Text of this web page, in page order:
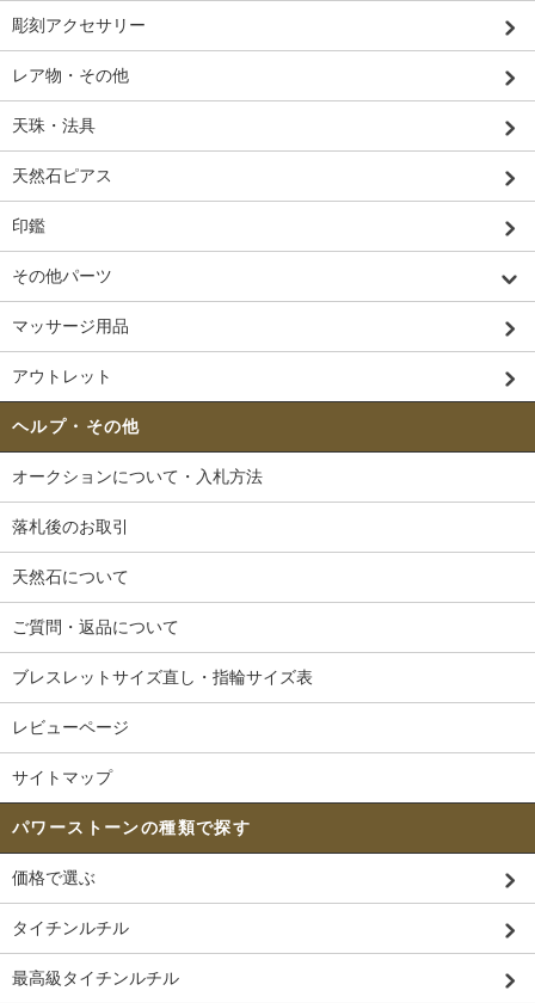
彫刻アクセサリー
レア物・その他
天珠・法具
天然石ピアス
印鑑
その他パーツ
マッサージ用品
アウトレット
ヘルプ・その他
オークションについて・入札方法
落札後のお取引
天然石について
ご質問・返品について
ブレスレットサイズ直し・指輪サイズ表
レビューページ
サイトマップ
パワーストーンの種類で探す
価格で選ぶ
タイチンルチル
最高級タイチンルチル